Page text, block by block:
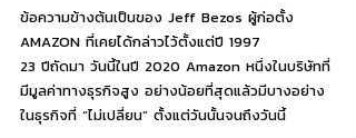
ข้อความข้างต้นเป็นของ Jeff Bezos ผู้ก่อตั้ง
AMAZON ที่เคยได้กล่าวไว้ตั้งแต่ปี 1997
23 ปีถัดมา วันนี้ในปี 2020 Amazon หนึ่งในบริษัทที่
มีมูลค่าทางธุรกิจสูง อย่างน้อยที่สุดแล้วมีบางอย่าง
ในธุรกิจที่ “ไม่เปลี่ยน” ตั้งแต่วันนั้นจนถึงวันนี้